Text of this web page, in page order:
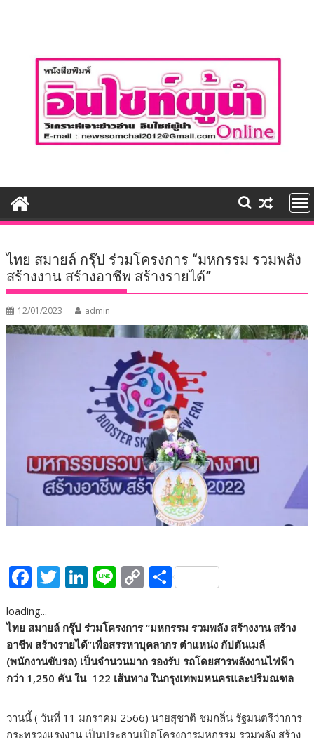
ไทย สมายล์ กรุ๊ป ร่วมโครงการ “มหกรรม รวมพลัง
สร้างงาน สร้างอาชีพ สร้างรายได้”
12/01/2023 admin
F
e
b
o
o
k
T
itt
er
Li
k
e
dI
n
Li
e
C
p
y
Li
n
k
S
ar
e
loading...
ไทย สมายล์ กรุ๊ป ร่วมโครงการ “มหกรรม รวมพลัง สร้างงาน สร้าง
อาชีพ สร้างรายได้”เพื่อสรรหาบุคลากร ตำแหน่ง กัปตันเมล์
(พนักงานขับรถ) เป็นจำนวนมาก รองรับ รถโดยสารพลังงานไฟฟ้า
กว่า 1,250 คัน ใน 122 เส้นทาง ในกรุงเทพมหนครและปริมณฑล
วานนี้ ( วันที่ 11 มกราคม 2566) นายสุชาติ ชมกลิ่น รัฐมนตรีว่าการ
กระทรวงแรงงาน เป็นประธานเปิดโครงการมหกรรม รวมพลัง สร้าง